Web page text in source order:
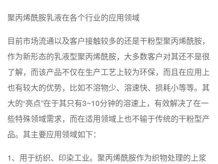
聚丙烯酰胺乳液在各个行业的应用领域
目前市场流通以及客户接触较多的还是干粉型聚丙烯酰胺，
作为新形态的乳液型聚丙烯酰胺，大多数客户对其还不是很
了解，而该产品不仅在生产工艺上较为环保，而且在应用上
也有较大的优势，比如不溶物少、溶速快、损耗小等等。其
大的“亮点”在于其只有3~10分钟的溶速上，有效解决了在一
些特殊领域需求，而在适用领域上也不输于传统的干粉型产
品。其主要应用领域如下：
1、用于纺织、印染工业。聚丙烯酰胺作为织物处理的上浆